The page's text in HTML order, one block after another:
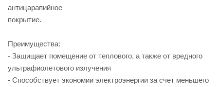
антицарапийное
- Защищает помещение от теплового, а также от вредного
ультрафиолетового излучения
- Способствует экономии электроэнергии за счет меньшего